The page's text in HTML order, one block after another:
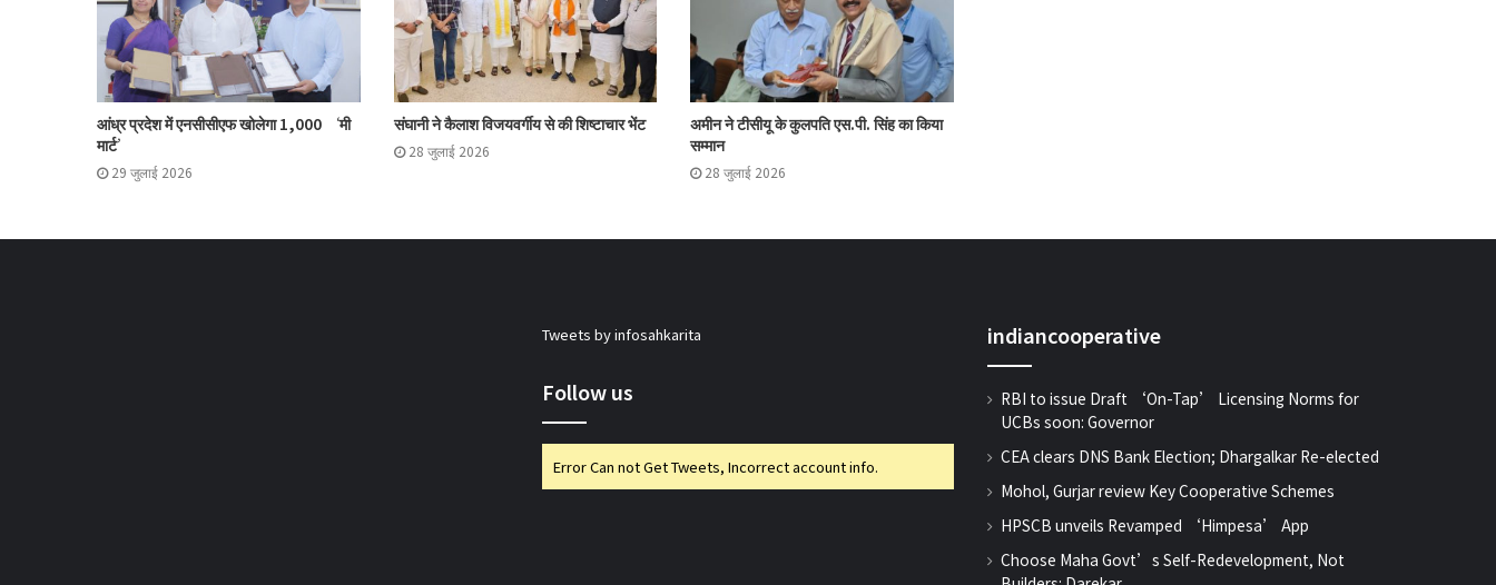
शाह ने जामनगर डीसीसीबी के ‘सहकार भवन’ का
किया उद्घाटन
इफको ने योगेन्द्र कुमार का कार्यकाल एक वर्ष बढ़ाया
बिहार के मुख्यमंत्री ने की सहकारी बैंकिंग कार्यों की
आंध्र प्रदेश में एनसीसीएफ खोलेगा 1,000 ‘मी
मार्ट’
29 जुलाई 2026
संघानी ने कैलाश विजयवर्गीय से की शिष्टाचार भेंट
28 जुलाई 2026
अमीन ने टीसीयू के कुलपति एस.पी. सिंह का किया
सम्मान
28 जुलाई 2026
Tweets by infosahkarita
Follow us
Error Can not Get Tweets, Incorrect account info.
indiancooperative
RBI to issue Draft ‘On-Tap’ Licensing Norms for
UCBs soon: Governor
CEA clears DNS Bank Election; Dhargalkar Re-elected
Mohol, Gurjar review Key Cooperative Schemes
HPSCB unveils Revamped ‘Himpesa’ App
Choose Maha Govt’s Self-Redevelopment, Not